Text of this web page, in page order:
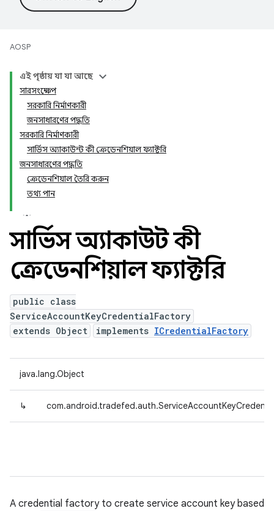
AOSP
এই পৃষ্ঠায় যা যা আছে
সারসংক্ষেপ
সরকারি নির্মাণকারী
জনসাধারণের পদ্ধতি
সরকারি নির্মাণকারী
সার্ভিস অ্যাকাউন্ট কী ক্রেডেনশিয়াল ফ্যাক্টরি
জনসাধারণের পদ্ধতি
ক্রেডেনশিয়াল তৈরি করুন
তথ্য পান
সার্ভিস অ্যাকাউন্ট কী
ক্রেডেনশিয়াল ফ্যাক্টরি
public class
ServiceAccountKeyCredentialFactory
extends Object
implements ICredentialFactory
java.lang.Object
↳
A credential factory to create service account key based